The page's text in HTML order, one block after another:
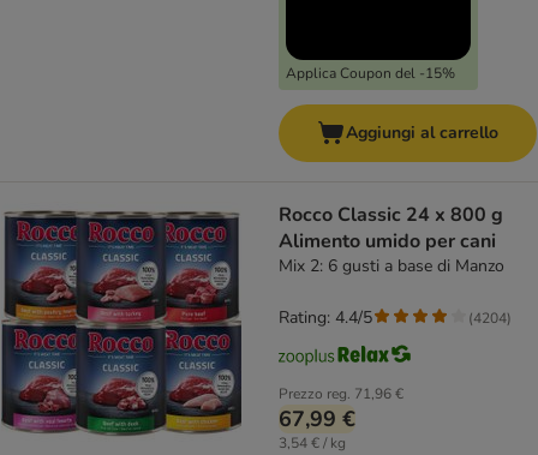
Applica Coupon del -15%
Aggiungi al carrello
Rocco Classic 24 x 800 g
Alimento umido per cani
Mix 2: 6 gusti a base di Manzo
Prezzo reg. 71,96 €
67,99 €
3,54 € / kg
Rating: 4.4/5 (4204)